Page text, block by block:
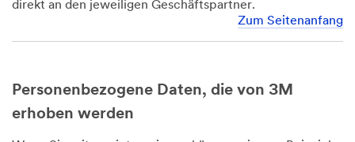
direkt an den jeweiligen Geschäftspartner.
Zum Seitenanfang
Personenbezogene Daten, die von 3M
erhoben werden